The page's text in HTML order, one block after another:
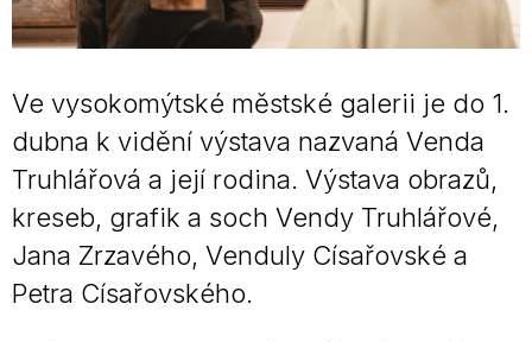
Ve vysokomýtské městské galerii je do 1.
dubna k vidění výstava nazvaná Venda
Truhlářová a její rodina. Výstava obrazů,
kreseb, grafik a soch Vendy Truhlářové,
Jana Zrzavého, Venduly Císařovské a
Petra Císařovského.